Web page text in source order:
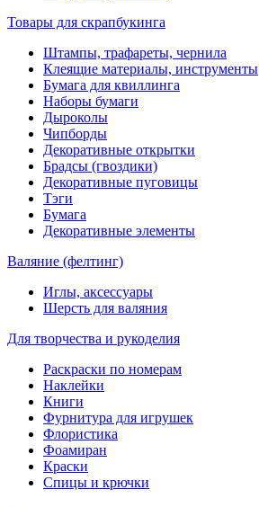
Товары для скрапбукинга
Штампы, трафареты, чернила
Клеящие материалы, инструменты
Бумага для квиллинга
Наборы бумаги
Дыроколы
Чипборды
Декоративные открытки
Брадсы (гвоздики)
Декоративные пуговицы
Тэги
Бумага
Декоративные элементы
Валяние (фелтинг)
Иглы, аксессуары
Шерсть для валяния
Для творчества и рукоделия
Раскраски по номерам
Наклейки
Книги
Фурнитура для игрушек
Флористика
Фоамиран
Краски
Спицы и крючки